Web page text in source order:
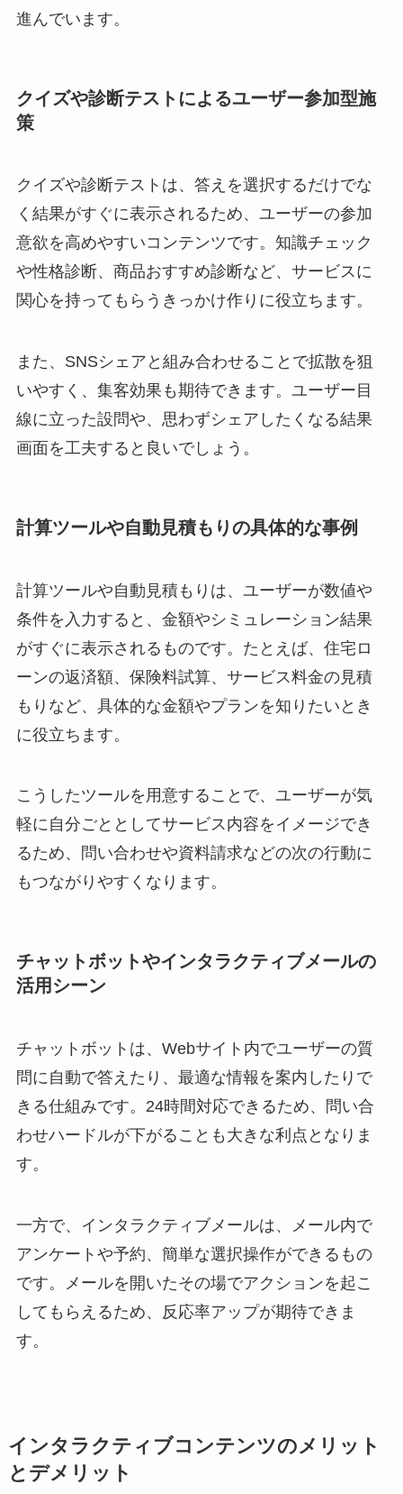
進んでいます。
クイズや診断テストによるユーザー参加型施
策
クイズや診断テストは、答えを選択するだけでな
く結果がすぐに表示されるため、ユーザーの参加
意欲を高めやすいコンテンツです。知識チェック
や性格診断、商品おすすめ診断など、サービスに
関心を持ってもらうきっかけ作りに役立ちます。
また、SNSシェアと組み合わせることで拡散を狙
いやすく、集客効果も期待できます。ユーザー目
線に立った設問や、思わずシェアしたくなる結果
画面を工夫すると良いでしょう。
計算ツールや自動見積もりの具体的な事例
計算ツールや自動見積もりは、ユーザーが数値や
条件を入力すると、金額やシミュレーション結果
がすぐに表示されるものです。たとえば、住宅ロ
ーンの返済額、保険料試算、サービス料金の見積
もりなど、具体的な金額やプランを知りたいとき
に役立ちます。
こうしたツールを用意することで、ユーザーが気
軽に自分ごととしてサービス内容をイメージでき
るため、問い合わせや資料請求などの次の行動に
もつながりやすくなります。
チャットボットやインタラクティブメールの
活用シーン
チャットボットは、Webサイト内でユーザーの質
問に自動で答えたり、最適な情報を案内したりで
きる仕組みです。24時間対応できるため、問い合
わせハードルが下がることも大きな利点となりま
す。
一方で、インタラクティブメールは、メール内で
アンケートや予約、簡単な選択操作ができるもの
です。メールを開いたその場でアクションを起こ
してもらえるため、反応率アップが期待できま
す。
インタラクティブコンテンツのメリット
とデメリット